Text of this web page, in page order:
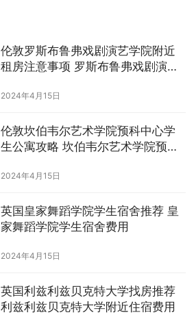
伦敦罗斯布鲁弗戏剧演艺学院附近
租房注意事项 罗斯布鲁弗戏剧演艺
2024年4月15日
伦敦坎伯韦尔艺术学院预科中心学
生公寓攻略 坎伯韦尔艺术学院预科
2024年4月15日
英国皇家舞蹈学院学生宿舍推荐 皇
家舞蹈学院学生宿舍费用
2024年4月15日
英国利兹利兹贝克特大学找房推荐
利兹利兹贝克特大学附近住宿费用